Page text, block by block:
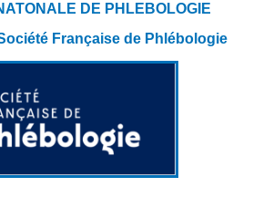
DE PHLEBOLOGIE
Française de Phlébologie